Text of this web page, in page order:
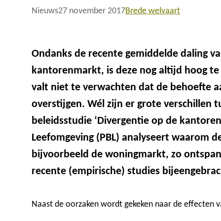
Nieuws27 november 2017Brede welvaart
Ondanks de recente gemiddelde daling
kantorenmarkt, is deze nog altijd hoog
valt niet te verwachten dat de behoefte
overstijgen. Wél zijn er grote verschillen
beleidsstudie ‘Divergentie op de
Leefomgeving (PBL) analyseert waarom
bijvoorbeeld de woningmarkt, zo
recente (empirische) studies
Naast de oorzaken wordt gekeken naar de effecten